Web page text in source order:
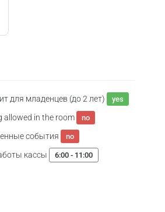
для младенцев (до 2 лет) yes
allowed in the room no
события no
кассы 6:00 - 11:00